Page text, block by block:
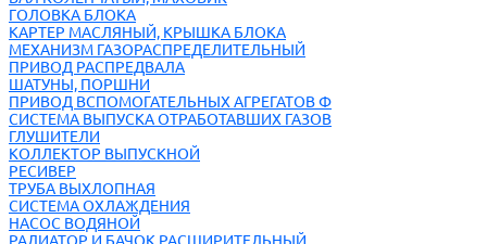
ГОЛОВКА БЛОКА
КАРТЕР МАСЛЯНЫЙ, КРЫШКА БЛОКА
МЕХАНИЗМ ГАЗОРАСПРЕДЕЛИТЕЛЬНЫЙ
ПРИВОД РАСПРЕДВАЛА
ШАТУНЫ, ПОРШНИ
ПРИВОД ВСПОМОГАТЕЛЬНЫХ АГРЕГАТОВ Ф
СИСТЕМА ВЫПУСКА ОТРАБОТАВШИХ ГАЗОВ
ГЛУШИТЕЛИ
КОЛЛЕКТОР ВЫПУСКНОЙ
РЕСИВЕР
ТРУБА ВЫХЛОПНАЯ
СИСТЕМА ОХЛАЖДЕНИЯ
НАСОС ВОДЯНОЙ